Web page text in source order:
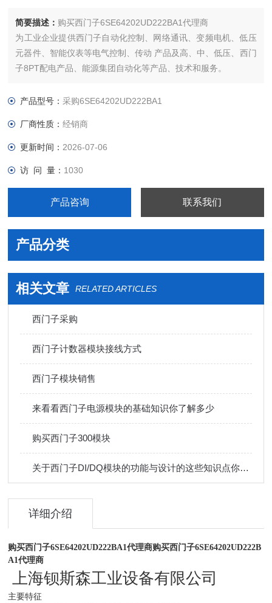
简要描述： 购买西门子6SE64202UD222BA1代理商
为工业企业提供西门子自动化控制、网络通讯、变频电机、低压
元器件、智能仪表等电气控制、传动 产品及高、中、低压、西门
子8PT配电产品、能源集团自动化等产品、技术和服务。
自动化控制、网络通讯、变频电机、低压元器件、智能仪表等电
产品型号： 采购6SE64202UD222BA1
厂商性质：经销商
更新时间： 2026-07-06
访 问 量： 1030
产品咨询 联系我们
产品分类
相关文章 RELATED ARTICLES
西门子采购
西门子计数器模块接线方式
西门子模块销售
来看看西门子电源模块的基础知识你了解多少
购买西门子300模块
关于西门子DI/DQ模块的功能与设计的这些知识点你可能还不了解
详细介绍
购买西门子6SE64202UD222BA1代理商购买西门子6SE64202UD222B
A1代理商
上海钡斯森工业设备有限公司
主要特征